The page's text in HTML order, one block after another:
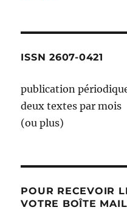
ISSN 2607-0421
publication
deux textes par mois
(ou plus)
POUR RECEVOIR
VOTRE BOÎTE MAIL